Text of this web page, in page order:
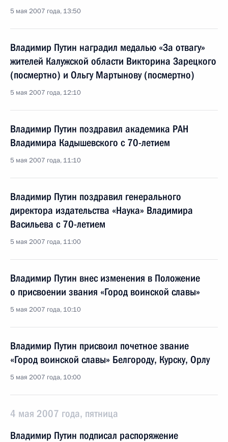
5 мая 2007 года, 13:50
Владимир Путин наградил медалью «За отвагу»
жителей Калужской области Викторина Зарецкого
(посмертно) и Ольгу Мартынову (посмертно)
5 мая 2007 года, 12:10
Владимир Путин поздравил академика РАН
Владимира Кадышевского с 70-летием
5 мая 2007 года, 11:10
Владимир Путин поздравил генерального
директора издательства «Наука» Владимира
Васильева с 70-летием
5 мая 2007 года, 11:00
Владимир Путин внес изменения в Положение
о присвоении звания «Город воинской славы»
5 мая 2007 года, 10:10
Владимир Путин присвоил почетное звание
«Город воинской славы» Белгороду, Курску, Орлу
5 мая 2007 года, 10:00
4 мая 2007 года, пятница
Владимир Путин подписал распоряжение